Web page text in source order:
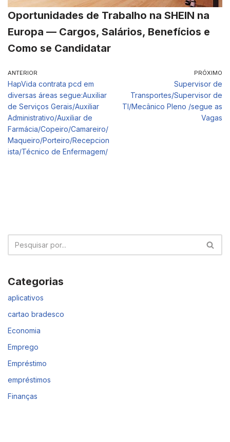
Oportunidades de Trabalho na SHEIN na
Europa — Cargos, Salários, Benefícios e
Como se Candidatar
ANTERIOR
HapVida contrata pcd em
diversas áreas segue:Auxiliar
de Serviços Gerais/Auxiliar
Administrativo/Auxiliar de
Farmácia/Copeiro/Camareiro/
Maqueiro/Porteiro/Recepcion
ista/Técnico de Enfermagem/
PRÓXIMO
Supervisor de
Transportes/Supervisor de
TI/Mecânico Pleno /segue as
Vagas
Categorias
aplicativos
cartao bradesco
Economia
Emprego
Empréstimo
empréstimos
Finanças